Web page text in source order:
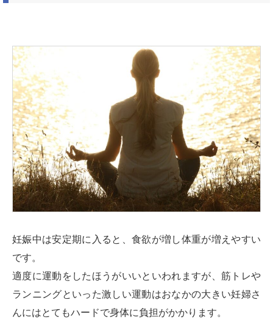
妊娠中は安定期に入ると、食欲が増し体重が増えやすい
です。
適度に運動をしたほうがいいといわれますが、筋トレや
ランニングといった激しい運動はおなかの大きい妊婦さ
んにはとてもハードで身体に負担がかかります。